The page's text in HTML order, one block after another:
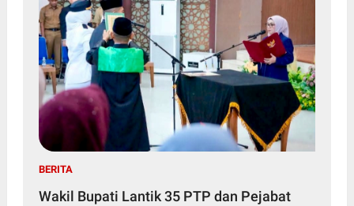
BERITA
Wakil Bupati Lantik 35 PTP dan Pejabat